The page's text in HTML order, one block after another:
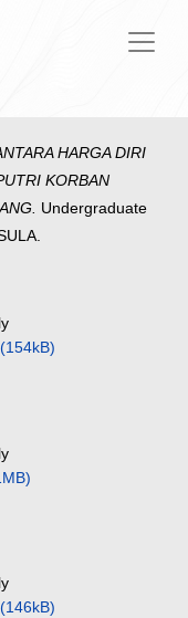
HARGA DIRI
KORBAN
Undergraduate